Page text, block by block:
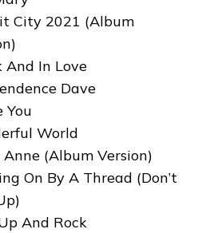
City 2021 (Album
And In Love
Dave
You
World
(Album Version)
On By A Thread (Don’t
And Rock